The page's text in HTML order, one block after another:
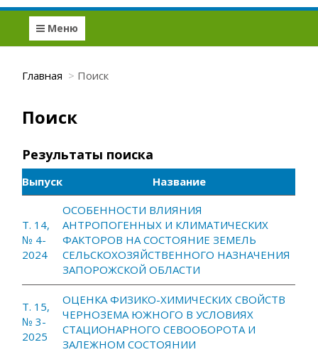
Меню
Главная Поиск
Поиск
Результаты поиска
Выпуск Название
Т. 14,
№ 4-
2024
ОСОБЕННОСТИ ВЛИЯНИЯ
АНТРОПОГЕННЫХ И КЛИМАТИЧЕСКИХ
ФАКТОРОВ НА СОСТОЯНИЕ ЗЕМЕЛЬ
СЕЛЬСКОХОЗЯЙСТВЕННОГО НАЗНАЧЕНИЯ
ЗАПОРОЖСКОЙ ОБЛАСТИ
Т. 15,
№ 3-
2025
ОЦЕНКА ФИЗИКО-ХИМИЧЕСКИХ СВОЙСТВ
ЧЕРНОЗЕМА ЮЖНОГО В УСЛОВИЯХ
СТАЦИОНАРНОГО СЕВООБОРОТА И
ЗАЛЕЖНОМ СОСТОЯНИИ